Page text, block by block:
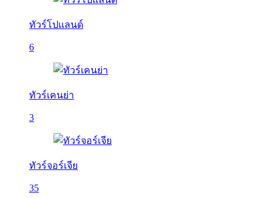
ทัวร์โปแลนด์
6
ทัวร์เคนย่า
3
ทัวร์จอร์เจีย
35